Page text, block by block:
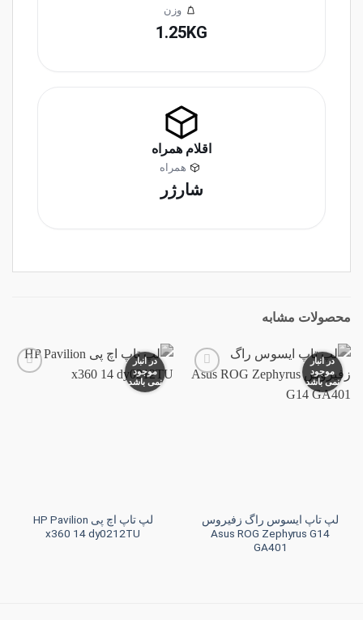
وزن
1.25KG
اقلام همراه
همراه
شارژر
محصولات مشابه
در انبار
موجود
نمی باشد
لپ تاپ ایسوس راگ زفیروس
Asus ROG Zephyrus G14
GA401
در انبار
موجود
نمی باشد
لپ تاپ اچ پی HP Pavilion
x360 14 dy0212TU